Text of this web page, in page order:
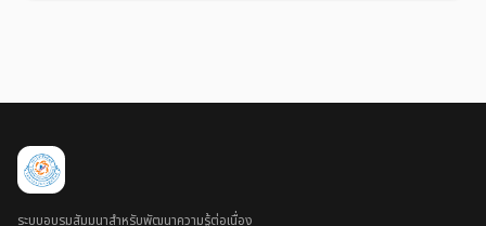
ระบบอบรมสัมมนาสำหรับพัฒนาความรู้ต่อเนื่อง